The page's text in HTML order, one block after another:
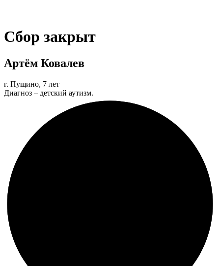
Сбор закрыт
Артём Ковалев
г. Пущино, 7 лет
Диагноз – детский аутизм.